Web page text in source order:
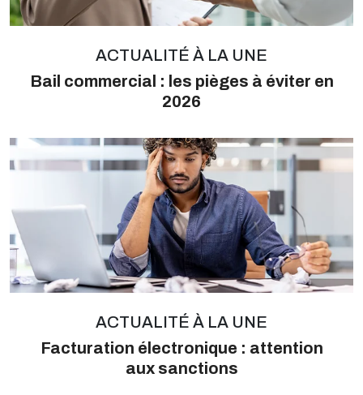
ACTUALITÉ À LA UNE
Bail commercial : les pièges à éviter en
2026
ACTUALITÉ À LA UNE
Facturation électronique : attention
aux sanctions